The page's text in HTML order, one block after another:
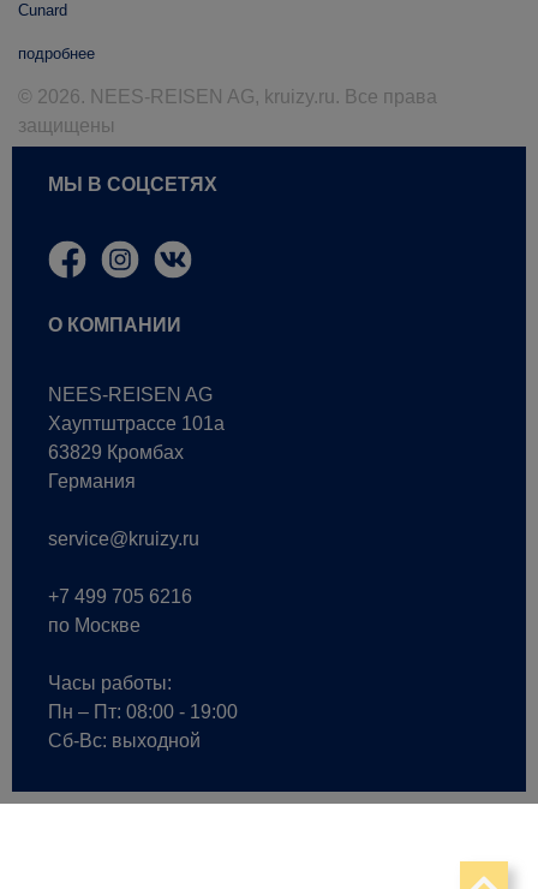
Cunard
подробнее
© 2026. NEES-REISEN AG, kruizy.ru. Все права
защищены
МЫ В СОЦСЕТЯХ
О КОМПАНИИ
NEES-REISEN AG
Хауптштрассе 101a
63829 Кромбах
Германия
service@kruizy.ru
+7 499 705 6216
по Москве
Часы работы:
Пн – Пт: 08:00 - 19:00
Сб-Вс: выходной